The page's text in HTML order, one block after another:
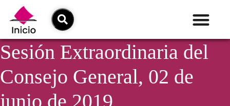
Sesión Extraordinaria del
Consejo General, 02 de
junio de 2019